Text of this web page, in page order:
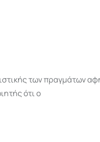
των πραγμάτων
ότι ο